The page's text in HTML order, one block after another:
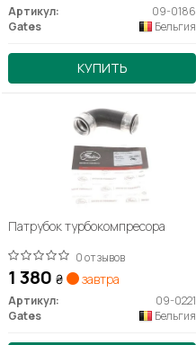
Артикул:
09-0186
Gates
Бельгия
КУПИТЬ
Патрубок турбокомпресора
0 отзывов
1 380 ₴ завтра
Артикул:
09-0221
Gates
Бельгия